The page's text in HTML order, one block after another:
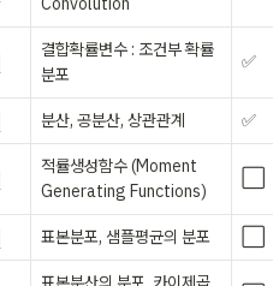
결합확률변수 : 조건부 확률
분포
✅
분산, 공분산, 상관관계 ✅
적률생성함수 (Moment
Generating Functions)
표본분포, 샘플평균의 분포